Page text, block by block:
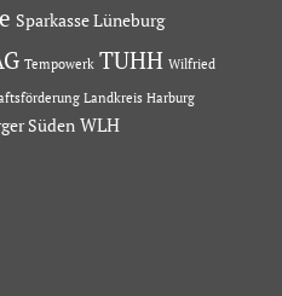
Sparkasse Lüneburg
Tempowerk TUHH Wilfried
Landkreis Harburg
Süden WLH